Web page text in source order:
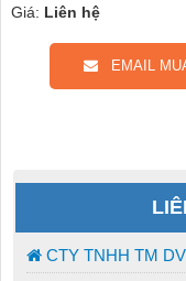
Giá: Liên hệ
EMAIL
CTY TNHH TM